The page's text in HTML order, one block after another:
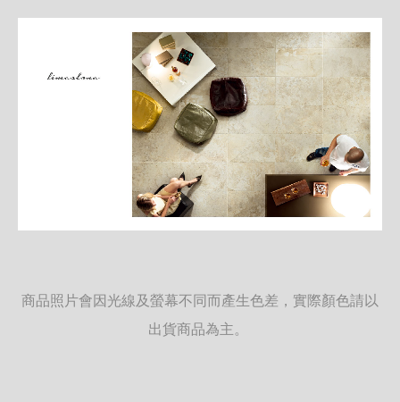
商品照片會因光線及螢幕不同而產生色差，實際顏色請以
出貨商品為主。